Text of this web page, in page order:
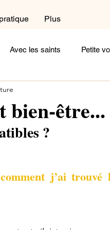
Plus
Avec les saints Petite
Homme
Arts et Histoire Cherchez
bien-être...
?
j’ai